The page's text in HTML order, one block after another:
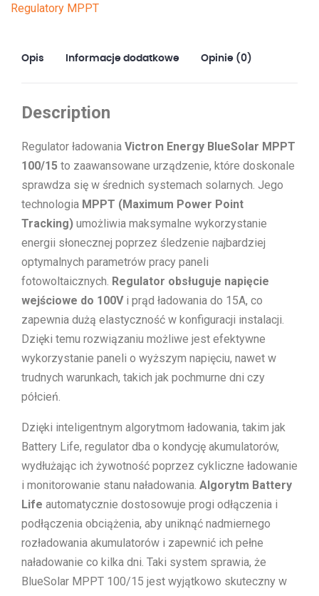
Regulatory MPPT
Opis Informacje dodatkowe Opinie (0)
Description
Regulator ładowania Victron Energy BlueSolar MPPT
100/15 to zaawansowane urządzenie, które doskonale
sprawdza się w średnich systemach solarnych. Jego
technologia MPPT (Maximum Power Point
Tracking) umożliwia maksymalne wykorzystanie
energii słonecznej poprzez śledzenie najbardziej
optymalnych parametrów pracy paneli
fotowoltaicznych. Regulator obsługuje napięcie
wejściowe do 100Vi prąd ładowania do 15A, co
zapewnia dużą elastyczność w konfiguracji instalacji.
Dzięki temu rozwiązaniu możliwe jest efektywne
wykorzystanie paneli o wyższym napięciu, nawet w
trudnych warunkach, takich jak pochmurne dni czy
półcień.
Dzięki inteligentnym algorytmom ładowania, takim jak
Battery Life, regulator dba o kondycję akumulatorów,
wydłużając ich żywotność poprzez cykliczne ładowanie
i monitorowanie stanu naładowania. Algorytm Battery
Life automatycznie dostosowuje progi odłączenia i
podłączenia obciążenia, aby uniknąć nadmiernego
rozładowania akumulatorów i zapewnić ich pełne
naładowanie co kilka dni. Taki system sprawia, że
BlueSolar MPPT 100/15 jest wyjątkowo skuteczny w